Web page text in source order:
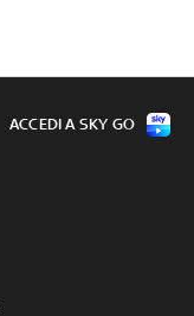
ACCEDI A SKY GO